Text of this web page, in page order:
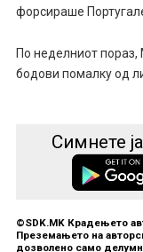
форсираше
По неделниот пораз,
бодови помалку од
Симнете
©SDK.MK Крадењето
Преземањето на
дозволено само